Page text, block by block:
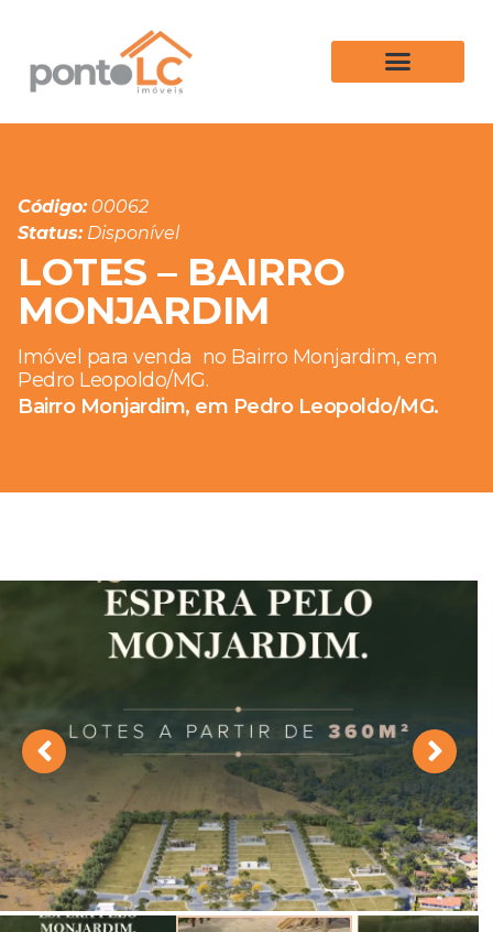
Código:00062
Status:Disponível
LOTES – BAIRRO
MONJARDIM
Imóvel para venda no Bairro Monjardim, em
Pedro Leopoldo/MG.
Bairro Monjardim, em Pedro Leopoldo/MG.